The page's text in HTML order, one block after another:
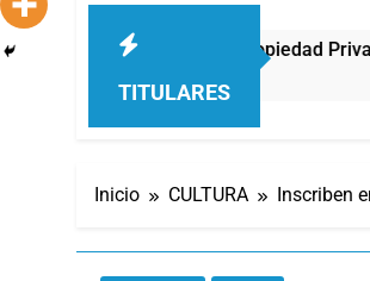
TITULARES
contra la Ley de Propiedad Privada:
Inicio CULTURA Inscriben